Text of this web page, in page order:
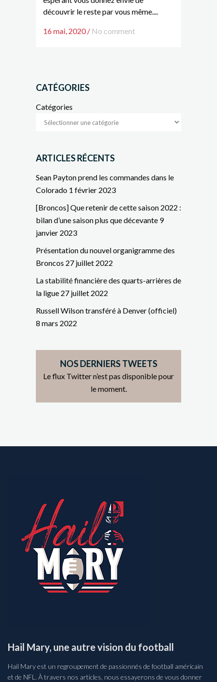
découvrir le reste par vous même....
16 mai, 2020/ No comment
CATÉGORIES
Catégories
ARTICLES RÉCENTS
Sean Payton prend les commandes dans le
Colorado 1 février 2023
[Broncos] Que retenir de cette saison 2022 :
bilan d’une saison plus que décevante 9
janvier 2023
Présentation du nouvel organigramme des
Broncos 27 juillet 2022
La stabilité financière des quarts-arrières de
la ligue 27 juillet 2022
Russell Wilson transféré à Denver (officiel)
8 mars 2022
NOS DERNIERS TWEETS
Le flux Twitter n’est pas disponible pour
le moment.
Hail Mary, une autre vision du football
Hail Mary est un regroupement de passionnés de football américain
et de NFL. À travers nos articles, nous essayerons de vous donner